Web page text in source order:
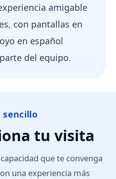
amigable
con pantallas en
en español
del equipo.
sencillo
tu visita
que te convenga
una experiencia más